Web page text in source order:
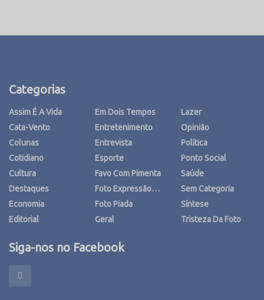
Categorias
Assim É A Vida
Cata-Vento
Colunas
Cotidiano
Cultura
Destaques
Economia
Editorial
Em Dois Tempos
Entretenimento
Entrevista
Esporte
Favo Com Pimenta
Foto Expressão…
Foto Piada
Geral
Lazer
Opinião
Política
Ponto Social
Saúde
Sem Categoria
Síntese
Tristeza Da Foto
Siga-nos no Facebook